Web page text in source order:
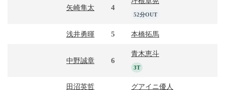
矢崎隼太 4
52分OUT
浅井勇暉 5 本橋拓馬
中野誠章 6
青木恵斗
3T
田沼英哲 グアイニ優人